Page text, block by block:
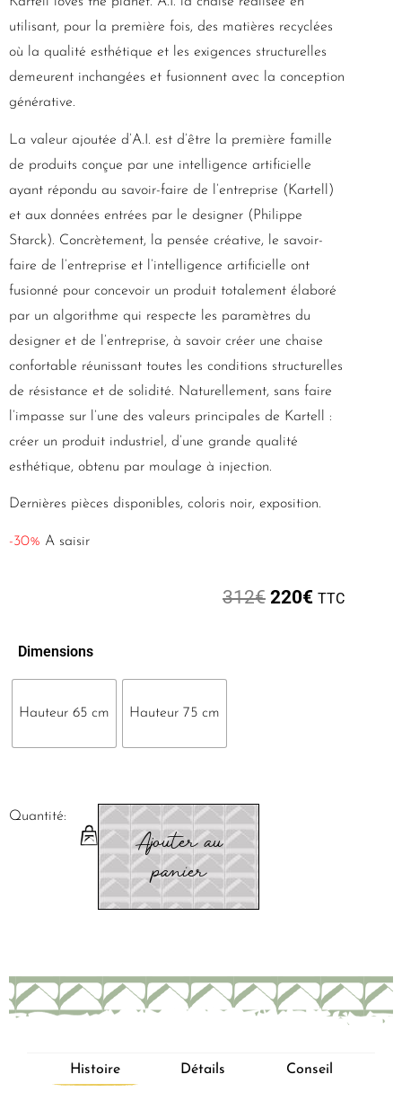
utilisant, pour la première fois, des matières recyclées
où la qualité esthétique et les exigences structurelles
demeurent inchangées et fusionnent avec la conception
générative.
La valeur ajoutée d’A.I. est d’être la première famille
de produits conçue par une intelligence artificielle
ayant répondu au savoir-faire de l’entreprise (Kartell)
et aux données entrées par le designer (Philippe
Starck). Concrètement, la pensée créative, le savoir-
faire de l’entreprise et l’intelligence artificielle ont
fusionné pour concevoir un produit totalement élaboré
par un algorithme qui respecte les paramètres du
designer et de l’entreprise, à savoir créer une chaise
confortable réunissant toutes les conditions structurelles
de résistance et de solidité. Naturellement, sans faire
l’impasse sur l’une des valeurs principales de Kartell :
créer un produit industriel, d’une grande qualité
esthétique, obtenu par moulage à injection.
Dernières pièces disponibles, coloris noir, exposition.
-30% A saisir
312€ 220€ TTC
Dimensions
Hauteur 65 cm Hauteur 75 cm
Quantité:
Ajouter au
panier
Histoire Détails Conseil